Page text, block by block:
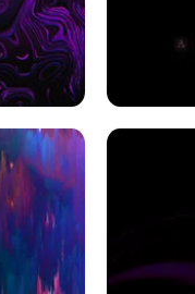
Sf プ